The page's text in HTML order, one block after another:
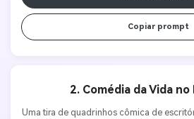
Copiar prompt
2. Comédia da Vida
Uma tira de quadrinhos cômica de